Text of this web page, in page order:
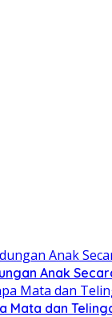
Anak
Mata dan